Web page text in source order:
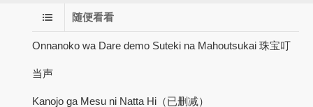
随便看看
Onnanoko wa Dare demo Suteki na Mahoutsukai 珠宝叮
当声
Kanojo ga Mesu ni Natta Hi（已删减）